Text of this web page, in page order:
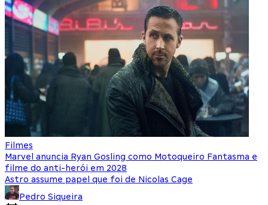
Filmes
Marvel anuncia Ryan Gosling como Motoqueiro Fantasma e
filme do anti-herói em 2028
Astro assume papel que foi de Nicolas Cage
Pedro Siqueira